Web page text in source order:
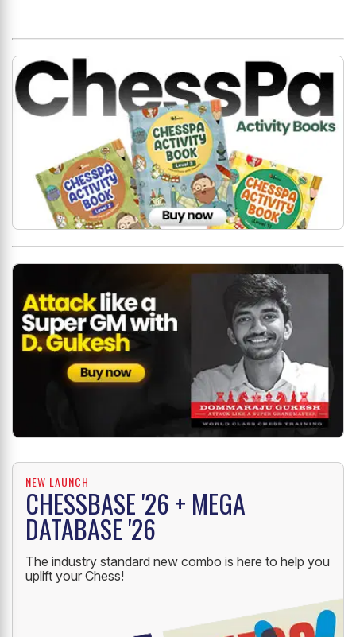
NEW LAUNCH
CHESSBASE '26 + MEGA
DATABASE '26
The industry standard new combo is here to help you
uplift your Chess!